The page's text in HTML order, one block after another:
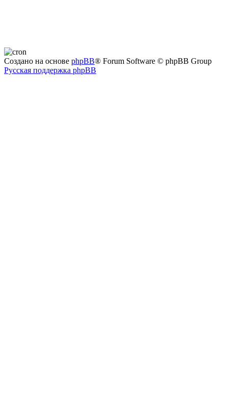
Создано на основе phpBB® Forum Software © phpBB Group
Русская поддержка phpBB